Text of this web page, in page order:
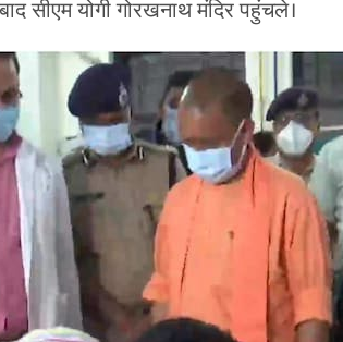
सीएम योगी गोरखनाथ मंदिर पहुंचले।